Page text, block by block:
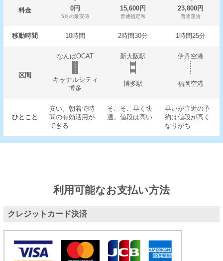
料金 0円
5月の最安値
15,600円
普通指定席
23,800円
普通運賃
移動時間 10時間 2時間30分 1時間25分
区間
なんばOCAT 新大阪駅 伊丹空港
キャナルシティ
博多
博多駅 福岡空港
ひとこと
安い。朝着で時
間の有効活用が
できる
そこそこ早く快
適。値段は高い
早いが直近の予
約は値段が高く
なりがち
利用可能なお支払い方法
クレジットカード決済